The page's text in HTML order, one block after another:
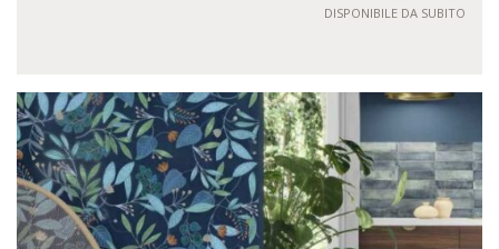
DISPONIBILE DA SUBITO